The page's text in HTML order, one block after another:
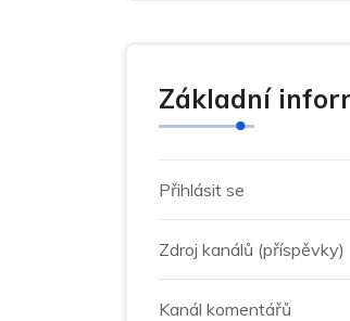
Základní
Přihlásit se
Zdroj kanálů (příspěvky)
Kanál komentářů